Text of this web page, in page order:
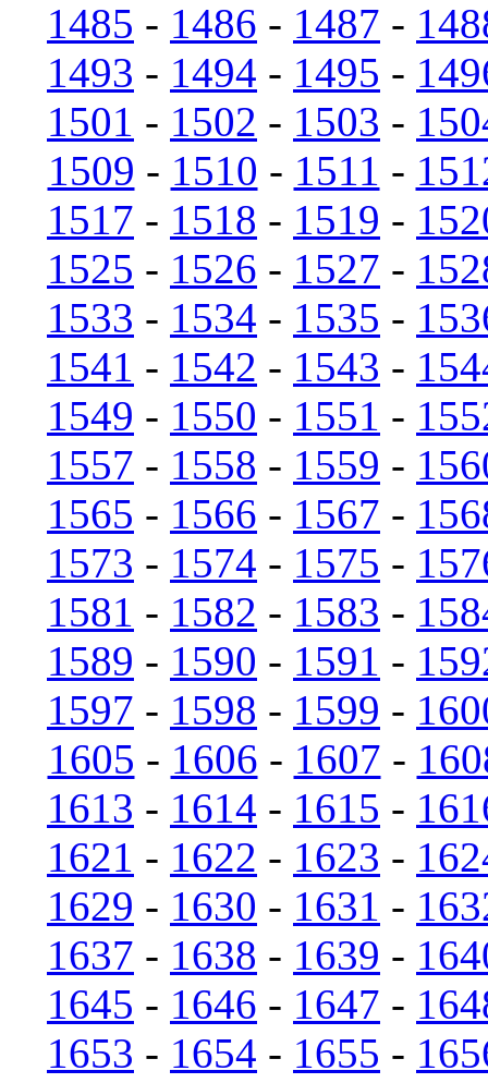
1485 - 1486 - 1487 -
1493 - 1494 - 1495 -
1501 - 1502 - 1503 -
1509 - 1510 - 1511 -
1517 - 1518 - 1519 -
1525 - 1526 - 1527 -
1533 - 1534 - 1535 -
1541 - 1542 - 1543 -
1549 - 1550 - 1551 -
1557 - 1558 - 1559 -
1565 - 1566 - 1567 -
1573 - 1574 - 1575 -
1581 - 1582 - 1583 -
1589 - 1590 - 1591 -
1597 - 1598 - 1599 -
1605 - 1606 - 1607 -
1613 - 1614 - 1615 -
1621 - 1622 - 1623 -
1629 - 1630 - 1631 -
1637 - 1638 - 1639 -
1645 - 1646 - 1647 -
1653 - 1654 - 1655 -